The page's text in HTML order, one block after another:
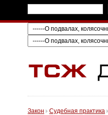
Закон Судебная практика